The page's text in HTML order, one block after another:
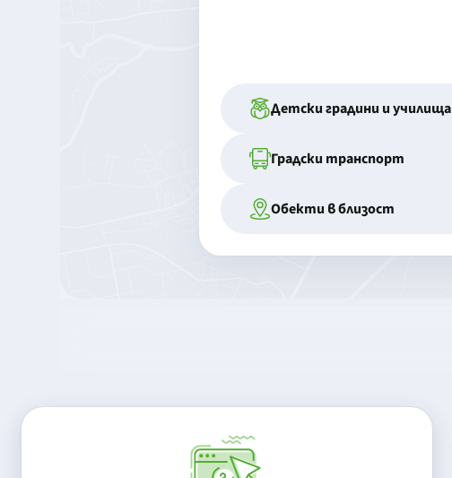
Детски градини и училища
Градски транспорт
Обекти в близост